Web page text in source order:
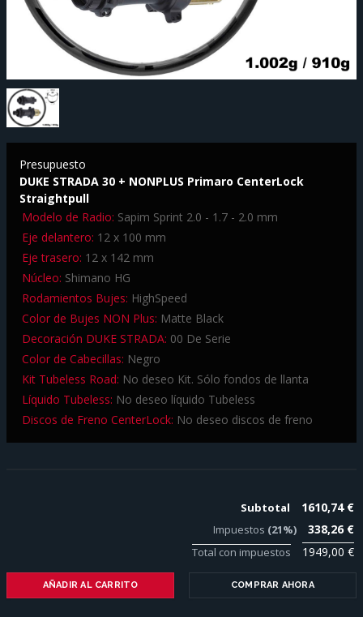
Presupuesto
DUKE STRADA 30 + NONPLUS Primaro CenterLock
Straightpull
Modelo de Radio: Sapim Sprint 2.0 - 1.7 - 2.0 mm
Eje delantero: 12 x 100 mm
Eje trasero: 12 x 142 mm
Núcleo: Shimano HG
Rodamientos Bujes: HighSpeed
Color de Bujes NON Plus: Matte Black
Decoración DUKE STRADA: 00 De Serie
Color de Cabecillas: Negro
Kit Tubeless Road: No deseo Kit. Sólo fondos de llanta
Líquido Tubeless: No deseo líquido Tubeless
Discos de Freno CenterLock: No deseo discos de freno
Subtotal 1610,74 €
Impuestos (21%) 338,26 €
Total con impuestos 1949,00 €
AÑADIR AL CARRITO COMPRAR AHORA